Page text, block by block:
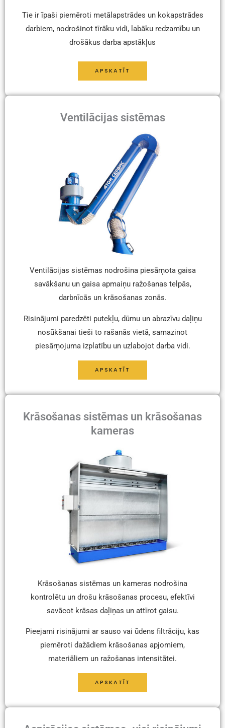
Tie ir īpaši piemēroti metālapstrādes un kokapstrādes
darbiem, nodrošinot tīrāku vidi, labāku redzamību un
drošākus darba apstākļus
APSKATĪT
Ventilācijas sistēmas
Ventilācijas sistēmas nodrošina piesārņota gaisa
savākšanu un gaisa apmaiņu ražošanas telpās,
darbnīcās un krāsošanas zonās.
Risinājumi paredzēti putekļu, dūmu un abrazīvu daļiņu
nosūkšanai tieši to rašanās vietā, samazinot
piesārņojuma izplatību un uzlabojot darba vidi.
APSKATĪT
Krāsošanas sistēmas un krāsošanas
kameras
Krāsošanas sistēmas un kameras nodrošina
kontrolētu un drošu krāsošanas procesu, efektīvi
savācot krāsas daļiņas un attīrot gaisu.
Pieejami risinājumi ar sauso vai ūdens filtrāciju, kas
piemēroti dažādiem krāsošanas apjomiem,
materiāliem un ražošanas intensitātei.
APSKATĪT